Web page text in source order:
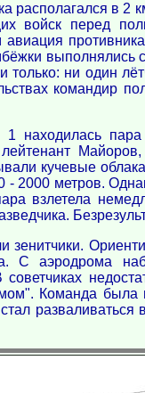
располагался в 2
войск перед
только: ни один
командир
пара
кучевые
- 2000 метров.
взлетела
зенитчики.
С аэродрома
Команда была